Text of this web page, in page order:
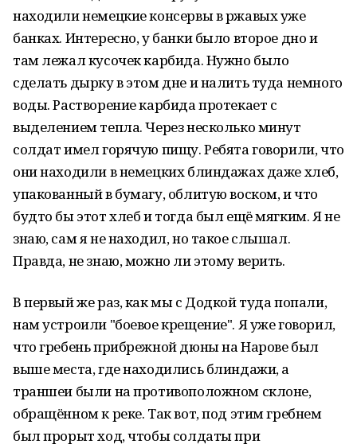
находили немецкие консервы в ржавых уже
банках. Интересно, у банки было второе дно и
там лежал кусочек карбида. Нужно было
сделать дырку в этом дне и налить туда немного
воды. Растворение карбида протекает с
выделением тепла. Через несколько минут
солдат имел горячую пищу. Ребята говорили, что
они находили в немецких блиндажах даже хлеб,
упакованный в бумагу, облитую воском, и что
будто бы этот хлеб и тогда был ещё мягким. Я не
знаю, сам я не находил, но такое слышал.
Правда, не знаю, можно ли этому верить.
В первый же раз, как мы с Додкой туда попали,
нам устроили "боевое крещение". Я уже говорил,
что гребень прибрежной дюны на Нарове был
выше места, где находились блиндажи, а
траншеи были на противоположном склоне,
обращённом к реке. Так вот, под этим гребнем
был прорыт ход, чтобы солдаты при